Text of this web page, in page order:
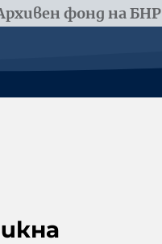
фонд на БНР